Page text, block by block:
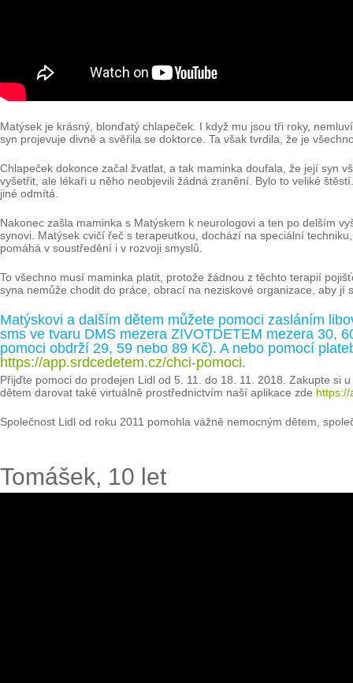
Matýsek je krásný, blonďatý chlapeček. I když mu jsou tři roky,
syn projevuje divně a svěřila se doktorce. Ta však tvrdila, že je
Chlapeček dokonce začal žvatlat, a tak maminka doufala, že její syn
vyšetřit, ale lékaři u něho neobjevili žádná zranění. Bylo to veliké
jiné odmítá.
Nakonec zašla maminka s Matýskem k neurologovi a ten po delším
synovi. Matýsek cvičí řeč s terapeutkou, dochází na speciální
pomáhá v soustředění i v rozvoji smyslů.
To všechno musí maminka platit, protože žádnou z těchto terapií
syna nemůže chodit do práce, obrací na neziskové organizace, aby jí
Matýskovi a dalším dětem můžete pomoci zasláním
sms ve tvaru DMS mezera ZIVOTDETEM mezera 30,
pomoci obdrží 29, 59 nebo 89 Kč). A nebo pomocí
https://app.srdcedetem.cz/chci-pomoci.
Přijďte pomoci do prodejen Lidl od 5. 11. do 18. 11. 2018. Zakupte si
dětem darovat také virtuálně prostřednictvím naší aplikace zde
Společnost Lidl od roku 2011 pomohla vážně nemocným dětem,
Tomášek, 10 let